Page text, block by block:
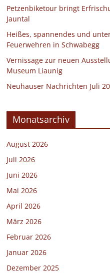
Petzenbiketour bringt
Jauntal
Heißes, spannendes und
Feuerwehren in Schwabegg
Vernissage zur neuen
Museum Liaunig
Neuhauser Nachrichten Juli
Monatsarchiv
August 2026
Juli 2026
Juni 2026
Mai 2026
April 2026
März 2026
Februar 2026
Januar 2026
Dezember 2025